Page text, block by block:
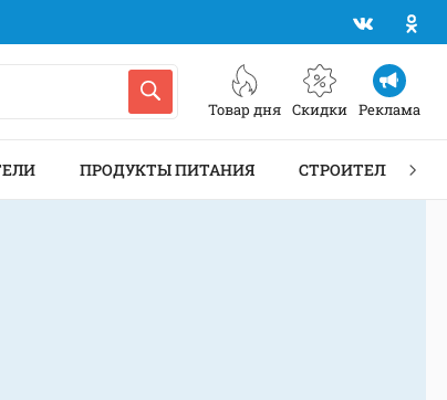
Товар дня Скидки Реклама
ПРОДУКТЫ ПИТАНИЯ СТРОИТЕЛЬСТВО